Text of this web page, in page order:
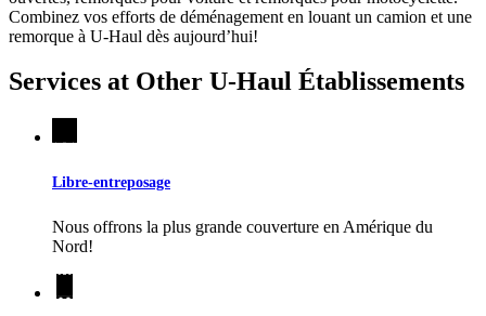
Combinez vos efforts de déménagement en louant un camion et une
remorque à U-Haul dès aujourd’hui!
Services at Other U-Haul Établissements
Libre-entreposage
Nous offrons la plus grande couverture en Amérique du
Nord!